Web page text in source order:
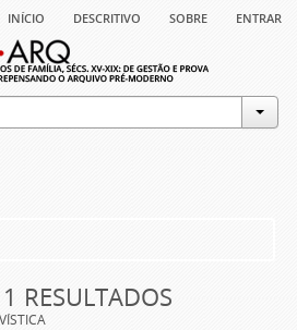
início descritivo sobre entrar
RESULTADOS